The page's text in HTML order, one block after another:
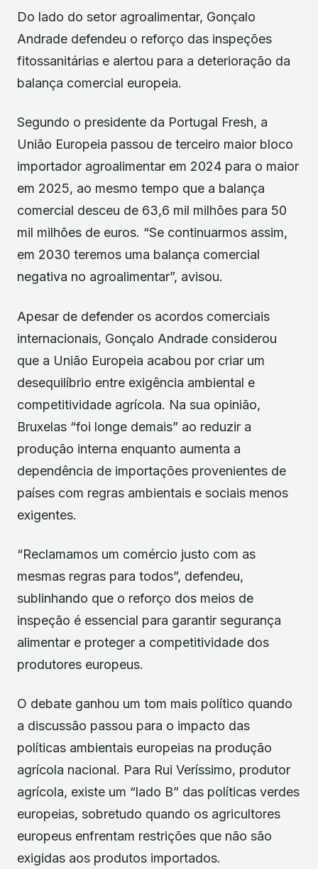
Do lado do setor agroalimentar, Gonçalo
Andrade defendeu o reforço das inspeções
fitossanitárias e alertou para a deterioração da
balança comercial europeia.
Segundo o presidente da Portugal Fresh, a
União Europeia passou de terceiro maior bloco
importador agroalimentar em 2024 para o maior
em 2025, ao mesmo tempo que a balança
comercial desceu de 63,6 mil milhões para 50
mil milhões de euros. “Se continuarmos assim,
em 2030 teremos uma balança comercial
negativa no agroalimentar”, avisou.
Apesar de defender os acordos comerciais
internacionais, Gonçalo Andrade considerou
que a União Europeia acabou por criar um
desequilíbrio entre exigência ambiental e
competitividade agrícola. Na sua opinião,
Bruxelas “foi longe demais” ao reduzir a
produção interna enquanto aumenta a
dependência de importações provenientes de
países com regras ambientais e sociais menos
exigentes.
“Reclamamos um comércio justo com as
mesmas regras para todos”, defendeu,
sublinhando que o reforço dos meios de
inspeção é essencial para garantir segurança
alimentar e proteger a competitividade dos
produtores europeus.
O debate ganhou um tom mais político quando
a discussão passou para o impacto das
políticas ambientais europeias na produção
agrícola nacional. Para Rui Veríssimo, produtor
agrícola, existe um “lado B” das políticas verdes
europeias, sobretudo quando os agricultores
europeus enfrentam restrições que não são
exigidas aos produtos importados.